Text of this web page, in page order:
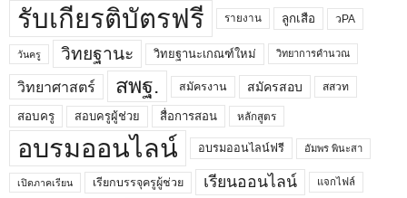
รับเกียรติบัตรฟรี รายงาน ลูกเสือ วPA
วันครู วิทยฐานะ วิทยฐานะเกณฑ์ใหม่ วิทยาการคำนวณ
วิทยาศาสตร์ สพฐ. สมัครงาน สมัครสอบ สสวท
สอบครู สอบครูผู้ช่วย สื่อการสอน หลักสูตร
อบรมออนไลน์ อบรมออนไลน์ฟรี อัมพร พินะสา
เปิดภาคเรียน เรียกบรรจุครูผู้ช่วย เรียนออนไลน์ แจกไฟล์